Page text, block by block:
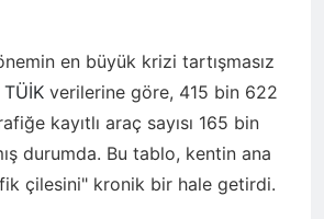
en büyük krizi tartışmasız
TÜİK verilerine göre, 415 bin 622
kayıtlı araç sayısı 165 bin
durumda. Bu tablo, kentin ana
çilesini" kronik bir hale getirdi.